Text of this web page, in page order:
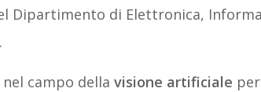
Dipartimento di Elettronica,
campo della visione artificiale